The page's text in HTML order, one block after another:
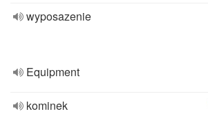
wyposazenie
Equipment
kominek